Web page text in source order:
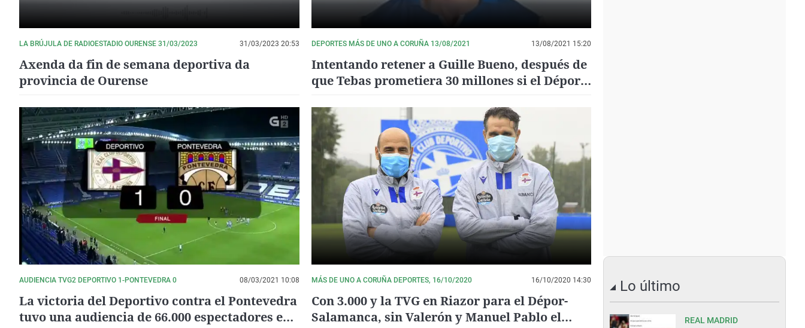
LA BRÚJULA DE RADIOESTADIO OURENSE 31/03/2023 31/03/2023 20:53
Axenda da fin de semana deportiva da
provincia de Ourense
DEPORTES MÁS DE UNO A CORUÑA 13/08/2021 13/08/2021 15:20
Intentando retener a Guille Bueno, después de
que Tebas prometiera 30 millones si el Dépor
AUDIENCIA TVG2 DEPORTIVO 1-PONTEVEDRA 0 08/03/2021 10:08
La victoria del Deportivo contra el Pontevedra
tuvo una audiencia de 66.000 espectadores en
MÁS DE UNO A CORUÑA DEPORTES, 16/10/2020 16/10/2020 14:30
Con 3.000 y la TVG en Riazor para el Dépor-
Salamanca, sin Valerón y Manuel Pablo el
Lo último
REAL MADRID